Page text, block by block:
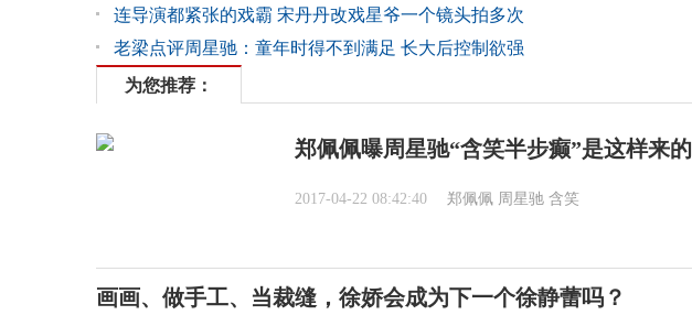
连导演都紧张的戏霸 宋丹丹改戏星爷一个镜头拍多次
老梁点评周星驰：童年时得不到满足 长大后控制欲强
为您推荐：
郑佩佩曝周星驰“含笑半步癫”是这样来的
2017-04-22 08:42:40 郑佩佩 周星驰 含笑
画画、做手工、当裁缝，徐娇会成为下一个徐静蕾吗？